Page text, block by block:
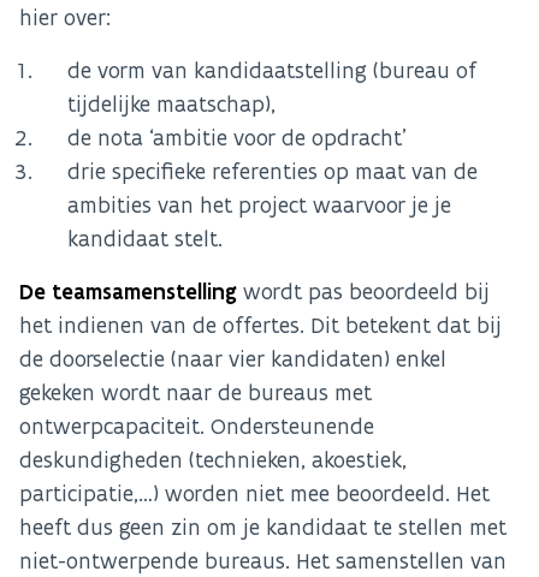
hier over:
de vorm van kandidaatstelling (bureau of
tijdelijke maatschap),
de nota ‘ambitie voor de opdracht’
drie specifieke referenties op maat van de
ambities van het project waarvoor je je
kandidaat stelt.
De teamsamenstelling wordt pas beoordeeld bij
het indienen van de offertes. Dit betekent dat bij
de doorselectie (naar vier kandidaten) enkel
gekeken wordt naar de bureaus met
ontwerpcapaciteit. Ondersteunende
deskundigheden (technieken, akoestiek,
participatie,…) worden niet mee beoordeeld. Het
heeft dus geen zin om je kandidaat te stellen met
niet-ontwerpende bureaus. Het samenstellen van